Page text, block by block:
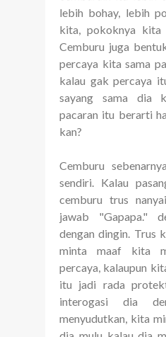
lebih bohay, lebih
kita, pokoknya
Cemburu juga
percaya kita sama
kalau gak percaya
sayang sama dia
pacaran itu berarti
kan?
Cemburu
sendiri. Kalau
cemburu trus
jawab "Gapapa."
dengan dingin. Trus
minta maaf kita
percaya, kalaupun
itu jadi rada
interogasi dia
menyudutkan, kita